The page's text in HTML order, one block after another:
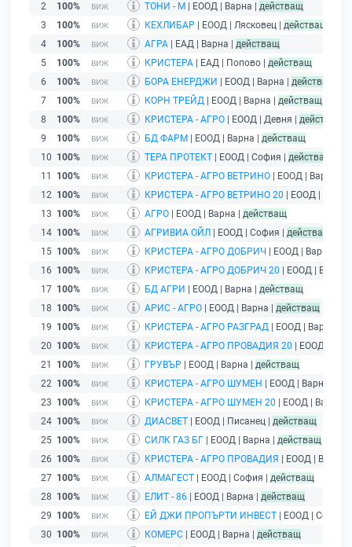
2
100% ТОНИ - М | ЕООД | Варна | действащ
3
100% КЕХЛИБАР | ЕООД | Лясковец | действащ
4
100% АГРА | ЕАД | Варна | действащ
5
100% КРИСТЕРА | ЕАД | Попово | действащ
6
100% БОРА ЕНЕРДЖИ | ЕООД | Варна | действащ
7
100% КОРН ТРЕЙД | ЕООД | Варна | действащ
8
100% КРИСТЕРА - АГРО | ЕООД | Девня | действащ
9
100% БД ФАРМ | ЕООД | Варна | действащ
10 100% ТЕРА ПРОТЕКТ | ЕООД | София | действащ
11
100% КРИСТЕРА - АГРО ВЕТРИНО | ЕООД | Варна |
12 100% КРИСТЕРА - АГРО ВЕТРИНО 20 | ЕООД |
13 100% АГРО | ЕООД | Варна | действащ
14 100% АГРИВИА ОЙЛ | ЕООД | София | действащ
15 100% КРИСТЕРА - АГРО ДОБРИЧ | ЕООД | Варна |
16 100% КРИСТЕРА - АГРО ДОБРИЧ 20 | ЕООД | Варна
17 100% БД АГРИ | ЕООД | Варна | действащ
18 100% АРИС - АГРО | ЕООД | Варна | действащ
19 100% КРИСТЕРА - АГРО РАЗГРАД | ЕООД | Варна |
20 100% КРИСТЕРА - АГРО ПРОВАДИЯ 20 | ЕООД |
21
100% ГРУВЪР | ЕООД | Варна | действащ
22 100% КРИСТЕРА - АГРО ШУМЕН | ЕООД | Варна |
23 100% КРИСТЕРА - АГРО ШУМЕН 20 | ЕООД | Варна |
24 100% ДИАСВЕТ | ЕООД | Писанец | действащ
25 100% СИЛК ГАЗ БГ | ЕООД | Варна | действащ
26 100% КРИСТЕРА - АГРО ПРОВАДИЯ
| ЕООД | Варна |
27 100% АЛМАГЕСТ | ЕООД | София | действащ
28 100% ЕЛИТ - 86 | ЕООД | Варна | действащ
29 100% ЕЙ ДЖИ ПРОПЪРТИ ИНВЕСТ | ЕООД | София |
30 100% КОМЕРС | ЕООД | Варна | действащ